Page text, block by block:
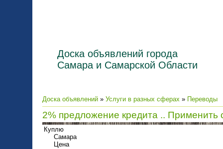
Доска объявлений города
Самара и Самарской Области
Доска объявлений » Услуги в разных сферах » Переводы
2% предложение кредита .. Применить
Куплю
Самара
Цена